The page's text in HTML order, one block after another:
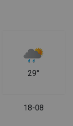
29°
18-08